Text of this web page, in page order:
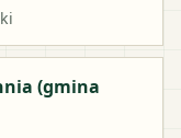
(gmina